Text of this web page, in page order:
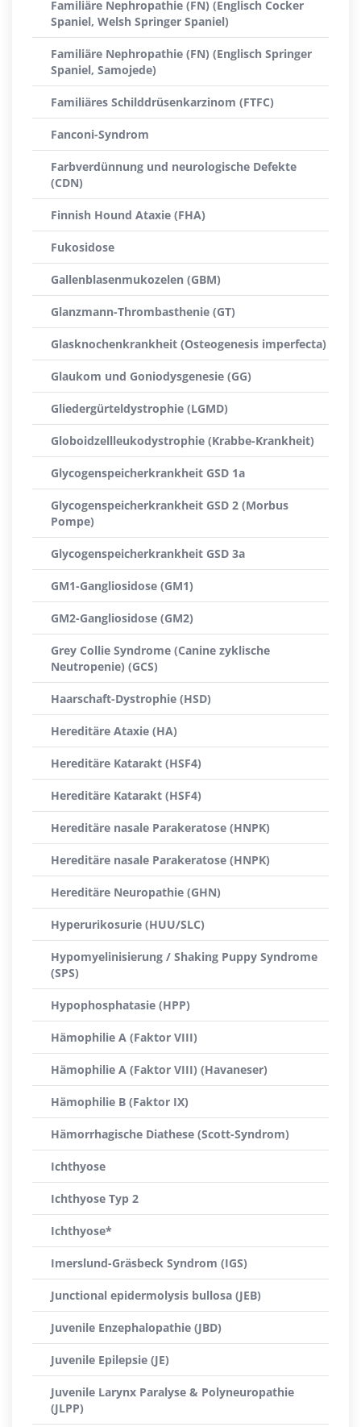
Familiäre Nephropathie (FN) (Englisch Cocker
Spaniel, Welsh Springer Spaniel)
Familiäre Nephropathie (FN) (Englisch Springer
Spaniel, Samojede)
Familiäres Schilddrüsenkarzinom (FTFC)
Fanconi-Syndrom
Farbverdünnung und neurologische Defekte
(CDN)
Finnish Hound Ataxie (FHA)
Fukosidose
Gallenblasenmukozelen (GBM)
Glanzmann-Thrombasthenie (GT)
Glasknochenkrankheit (Osteogenesis imperfecta)
Glaukom und Goniodysgenesie (GG)
Gliedergürteldystrophie (LGMD)
Globoidzellleukodystrophie (Krabbe-Krankheit)
Glycogenspeicherkrankheit GSD 1a
Glycogenspeicherkrankheit GSD 2 (Morbus
Pompe)
Glycogenspeicherkrankheit GSD 3a
GM1-Gangliosidose (GM1)
GM2-Gangliosidose (GM2)
Grey Collie Syndrome (Canine zyklische
Neutropenie) (GCS)
Haarschaft-Dystrophie (HSD)
Hereditäre Ataxie (HA)
Hereditäre Katarakt (HSF4)
Hereditäre Katarakt (HSF4)
Hereditäre nasale Parakeratose (HNPK)
Hereditäre nasale Parakeratose (HNPK)
Hereditäre Neuropathie (GHN)
Hyperurikosurie (HUU/SLC)
Hypomyelinisierung / Shaking Puppy Syndrome
(SPS)
Hypophosphatasie (HPP)
Hämophilie A (Faktor VIII)
Hämophilie A (Faktor VIII) (Havaneser)
Hämophilie B (Faktor IX)
Hämorrhagische Diathese (Scott-Syndrom)
Ichthyose
Ichthyose Typ 2
Ichthyose*
Imerslund-Gräsbeck Syndrom (IGS)
Junctional epidermolysis bullosa (JEB)
Juvenile Enzephalopathie (JBD)
Juvenile Epilepsie (JE)
Juvenile Larynx Paralyse & Polyneuropathie
(JLPP)